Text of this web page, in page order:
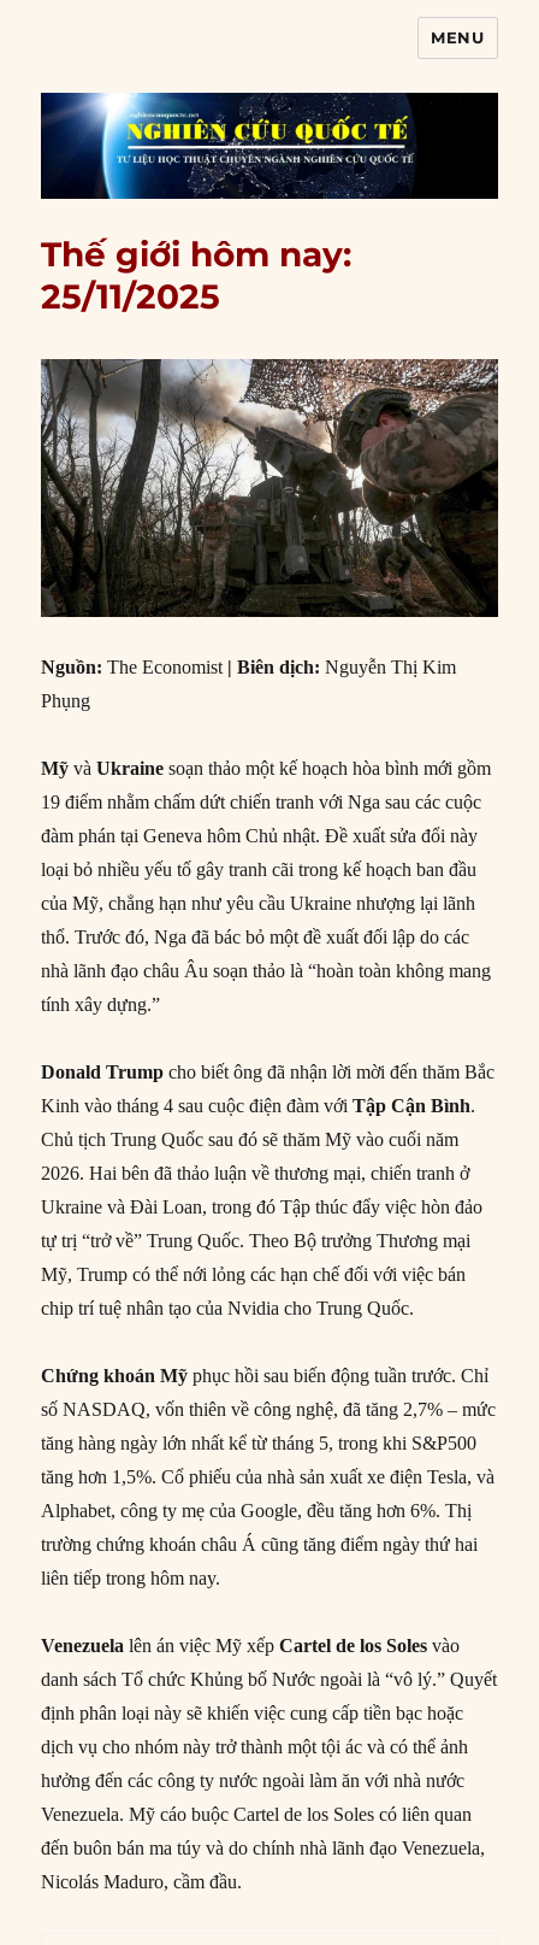
MENU
Thế giới hôm nay:
25/11/2025
Nguồn:The Economist | Biên dịch:Nguyễn Thị Kim
Phụng
Mỹvà Ukraine soạn thảo một kế hoạch hòa bình mới gồm
19 điểm nhằm chấm dứt chiến tranh với Nga sau các cuộc
đàm phán tại Geneva hôm Chủ nhật. Đề xuất sửa đổi này
loại bỏ nhiều yếu tố gây tranh cãi trong kế hoạch ban đầu
của Mỹ, chẳng hạn như yêu cầu Ukraine nhượng lại lãnh
thổ. Trước đó, Nga đã bác bỏ một đề xuất đối lập do các
nhà lãnh đạo châu Âu soạn thảo là “hoàn toàn không mang
tính xây dựng.”
Donald Trump cho biết ông đã nhận lời mời đến thăm Bắc
Kinh vào tháng 4 sau cuộc điện đàm vớiTập Cận Bình.
Chủ tịch Trung Quốc sau đó sẽ thăm Mỹ vào cuối năm
2026. Hai bên đã thảo luận về thương mại, chiến tranh ở
Ukraine và Đài Loan, trong đó Tập thúc đẩy việc hòn đảo
tự trị “trở về” Trung Quốc. Theo Bộ trưởng Thương mại
Mỹ, Trump có thể nới lỏng các hạn chế đối với việc bán
chip trí tuệ nhân tạo của Nvidia cho Trung Quốc.
Chứng khoán Mỹ phục hồi sau biến động tuần trước. Chỉ
số NASDAQ, vốn thiên về công nghệ, đã tăng 2,7% – mức
tăng hàng ngày lớn nhất kể từ tháng 5, trong khi S&P500
tăng hơn 1,5%. Cổ phiếu của nhà sản xuất xe điện Tesla, và
Alphabet, công ty mẹ của Google, đều tăng hơn 6%. Thị
trường chứng khoán châu Á cũng tăng điểm ngày thứ hai
liên tiếp trong hôm nay.
Venezuela lên án việc Mỹ xếpCartel de los Soles vào
danh sách Tổ chức Khủng bố Nước ngoài là “vô lý.” Quyết
định phân loại này sẽ khiến việc cung cấp tiền bạc hoặc
dịch vụ cho nhóm này trở thành một tội ác và có thể ảnh
hưởng đến các công ty nước ngoài làm ăn với nhà nước
Venezuela. Mỹ cáo buộc Cartel de los Soles có liên quan
đến buôn bán ma túy và do chính nhà lãnh đạo Venezuela,
Nicolás Maduro, cầm đầu.